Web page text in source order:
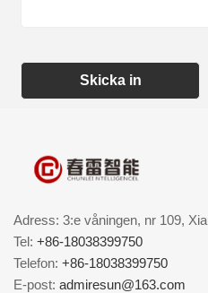
Skicka in
Adress: 3:e våningen, nr 109,
Tel: +86-18038399750
Telefon: +86-18038399750
E-post: admiresun@163.com